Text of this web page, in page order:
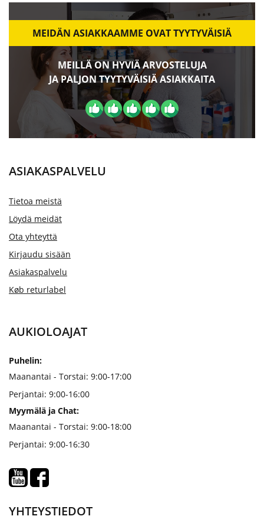
MEIDÄN ASIAKKAAMME OVAT TYYTYVÄISIÄ
MEILLÄ ON HYVIÄ ARVOSTELUJA
JA PALJON TYYTYVÄISIÄ ASIAKKAITA
ASIAKASPALVELU
Tietoa meistä
Löydä meidät
Ota yhteyttä
Kirjaudu sisään
Asiakaspalvelu
Køb returlabel
AUKIOLOAJAT
Puhelin:
Maanantai - Torstai: 9:00-17:00
Perjantai: 9:00-16:00
Myymälä ja Chat:
Maanantai - Torstai: 9:00-18:00
Perjantai: 9:00-16:30
YHTEYSTIEDOT